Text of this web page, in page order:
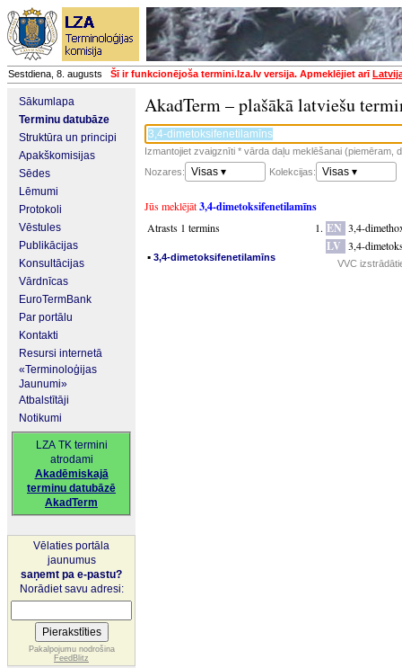
Sestdiena, 8. augusts Šī ir funkcionējoša termini.lza.lv versija. Apmeklējiet arī
Sākumlapa
Terminu datubāze
Struktūra un principi
Apakškomisijas
Sēdes
Lēmumi
Protokoli
Vēstules
Publikācijas
Konsultācijas
Vārdnīcas
EuroTermBank
Par portālu
Kontakti
Resursi internetā
«Terminoloģijas
Jaunumi»
Atbalstītāji
Notikumi
LZA TK termini
atrodami
Akadēmiskajā
terminu datubāzē
AkadTerm
Vēlaties portāla
jaunumus
saņemt pa e-pastu?
Norādiet savu adresi:
Pakalpojumu nodrošina
FeedBlitz
AkadTerm – plašākā latviešu
Izmantojiet zvaigznīti * vārda daļu meklēšanai (piemēram,
Nozares:
Visas ▾ Kolekcijas: Visas ▾
Jūs meklējāt3,4-dimetoksifenetilamīns
Atrasts 1 termins
▪ 3,4-dimetoksifenetilamīns
EN 3,4-
LV 3,4-
VVC